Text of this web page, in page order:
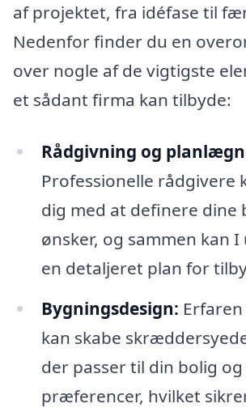
af projektet, fra idéfase til
Nedenfor finder du en
over nogle af de vigtigste
et sådant firma kan tilbyde:
Rådgivning og
Professionelle rådgivere
dig med at definere dine
ønsker, og sammen kan
en detaljeret plan for
Bygningsdesign:
kan skabe
der passer til din bolig
præferencer, hvilket